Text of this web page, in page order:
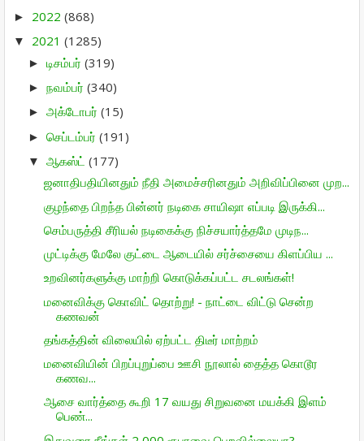
► 2022 (868)
▼ 2021 (1285)
► டிசம்பர் (319)
► நவம்பர் (340)
► அக்டோபர் (15)
► செப்டம்பர் (191)
▼ ஆகஸ்ட் (177)
ஜனாதிபதியினதும் நீதி அமைச்சரினதும் அறிவிப்பினை முற...
குழந்தை பிறந்த பின்னர் நடிகை சாயிஷா எப்படி இருக்கி...
செம்பருத்தி சீரியல் நடிகைக்கு நிச்சயார்த்தமே முடிந...
முட்டிக்கு மேலே குட்டை ஆடையில் சர்ச்சையை கிளப்பிய ...
உறவினர்களுக்கு மாற்றி கொடுக்கப்பட்ட சடலங்கள்!
மனைவிக்கு கொவிட் தொற்று! - நாட்டை விட்டு சென்ற
கணவன்
தங்கத்தின் விலையில் ஏற்பட்ட திடீர் மாற்றம்
மனைவியின் பிறப்புறுப்பை ஊசி நூலால் தைத்த கொடூர
கணவ...
ஆசை வார்த்தை கூறி 17 வயது சிறுவனை மயக்கி இளம்
பெண்...